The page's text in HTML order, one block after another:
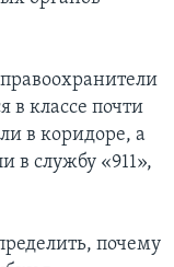
в классе почти
в коридоре, а
в службу «911»,
почему